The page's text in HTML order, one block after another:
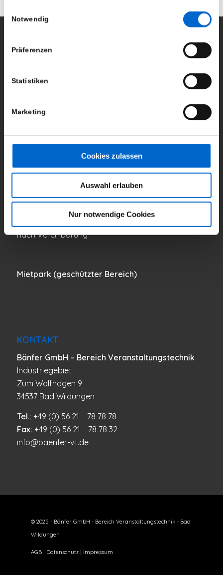
Notwendig
Präferenzen
Statistiken
Marketing
Cookies zulassen
Auswahl erlauben
Nur notwendige Cookies
RCF Produkte können Sie bei uns nicht nur mieten,
wir bieten ebenfalls den Support und den Vertrieb.
ÖFFNUNGSZEITEN
Montag bis Freitag
8:00 – 16:30 Uhr
nach Vereinbarung
Mietpark (geschützter Bereich)
KONTAKT
Bänfer GmbH – Bereich Veranstaltungstechnik
Industriegebiet
Zum Wolfhagen 9
34537 Bad Wildungen
Tel.: +49 (0) 56 21 – 78 78 78
Fax: +49 (0) 56 21 – 78 78 32
info@baenfer-vt.de
© 2025 - Bänfer GmbH - Bereich Veranstaltungstechnik - Bad
Wildungen
AGB Datenschutz Impressum